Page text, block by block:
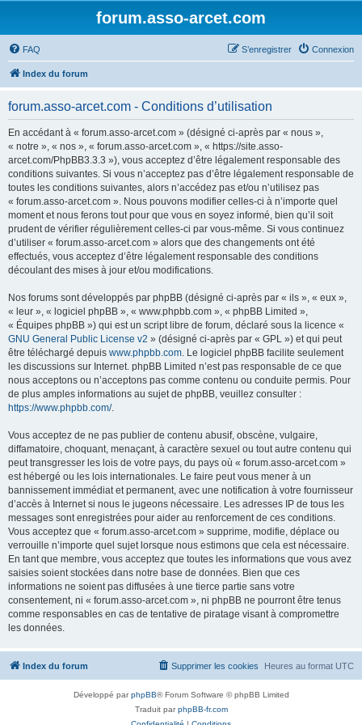
forum.asso-arcet.com
FAQ Connexion
S’enregistrer
Index du forum
forum.asso-arcet.com - Conditions d’utilisation
En accédant à « forum.asso-arcet.com » (désigné ci-après par « nous »,
« notre », « nos », « forum.asso-arcet.com », « https://site.asso-
arcet.com/PhpBB3.3.3 »), vous acceptez d’être légalement responsable des
conditions suivantes. Si vous n’acceptez pas d’être légalement responsable de
toutes les conditions suivantes, alors n’accédez pas et/ou n’utilisez pas
« forum.asso-arcet.com ». Nous pouvons modifier celles-ci à n’importe quel
moment et nous ferons tout pour que vous en soyez informé, bien qu’il soit
prudent de vérifier régulièrement celles-ci par vous-même. Si vous continuez
d’utiliser « forum.asso-arcet.com » alors que des changements ont été
effectués, vous acceptez d’être légalement responsable des conditions
découlant des mises à jour et/ou modifications.
Nos forums sont développés par phpBB (désigné ci-après par « ils », « eux »,
« leur », « logiciel phpBB », « www.phpbb.com », « phpBB Limited »,
« Équipes phpBB ») qui est un script libre de forum, déclaré sous la licence «
GNU General Public License v2 » (désigné ci-après par « GPL ») et qui peut
être téléchargé depuis www.phpbb.com. Le logiciel phpBB facilite seulement
les discussions sur Internet. phpBB Limited n’est pas responsable de ce que
nous acceptons ou n’acceptons pas comme contenu ou conduite permis. Pour
de plus amples informations au sujet de phpBB, veuillez consulter :
https://www.phpbb.com/.
Vous acceptez de ne pas publier de contenu abusif, obscène, vulgaire,
diffamatoire, choquant, menaçant, à caractère sexuel ou tout autre contenu qui
peut transgresser les lois de votre pays, du pays où « forum.asso-arcet.com »
est hébergé ou les lois internationales. Le faire peut vous mener à un
bannissement immédiat et permanent, avec une notification à votre fournisseur
d’accès à Internet si nous le jugeons nécessaire. Les adresses IP de tous les
messages sont enregistrées pour aider au renforcement de ces conditions.
Vous acceptez que « forum.asso-arcet.com » supprime, modifie, déplace ou
verrouille n’importe quel sujet lorsque nous estimons que cela est nécessaire.
En tant que membre, vous acceptez que toutes les informations que vous avez
saisies soient stockées dans notre base de données. Bien que ces
informations ne soient pas diffusées à une tierce partie sans votre
consentement, ni « forum.asso-arcet.com », ni phpBB ne pourront être tenus
comme responsables en cas de tentative de piratage visant à compromettre
les données.
Index du forum Heures au format UTC
Supprimer les cookies
Développé parphpBB® Forum Software © phpBB Limited
Traduit parphpBB-fr.com